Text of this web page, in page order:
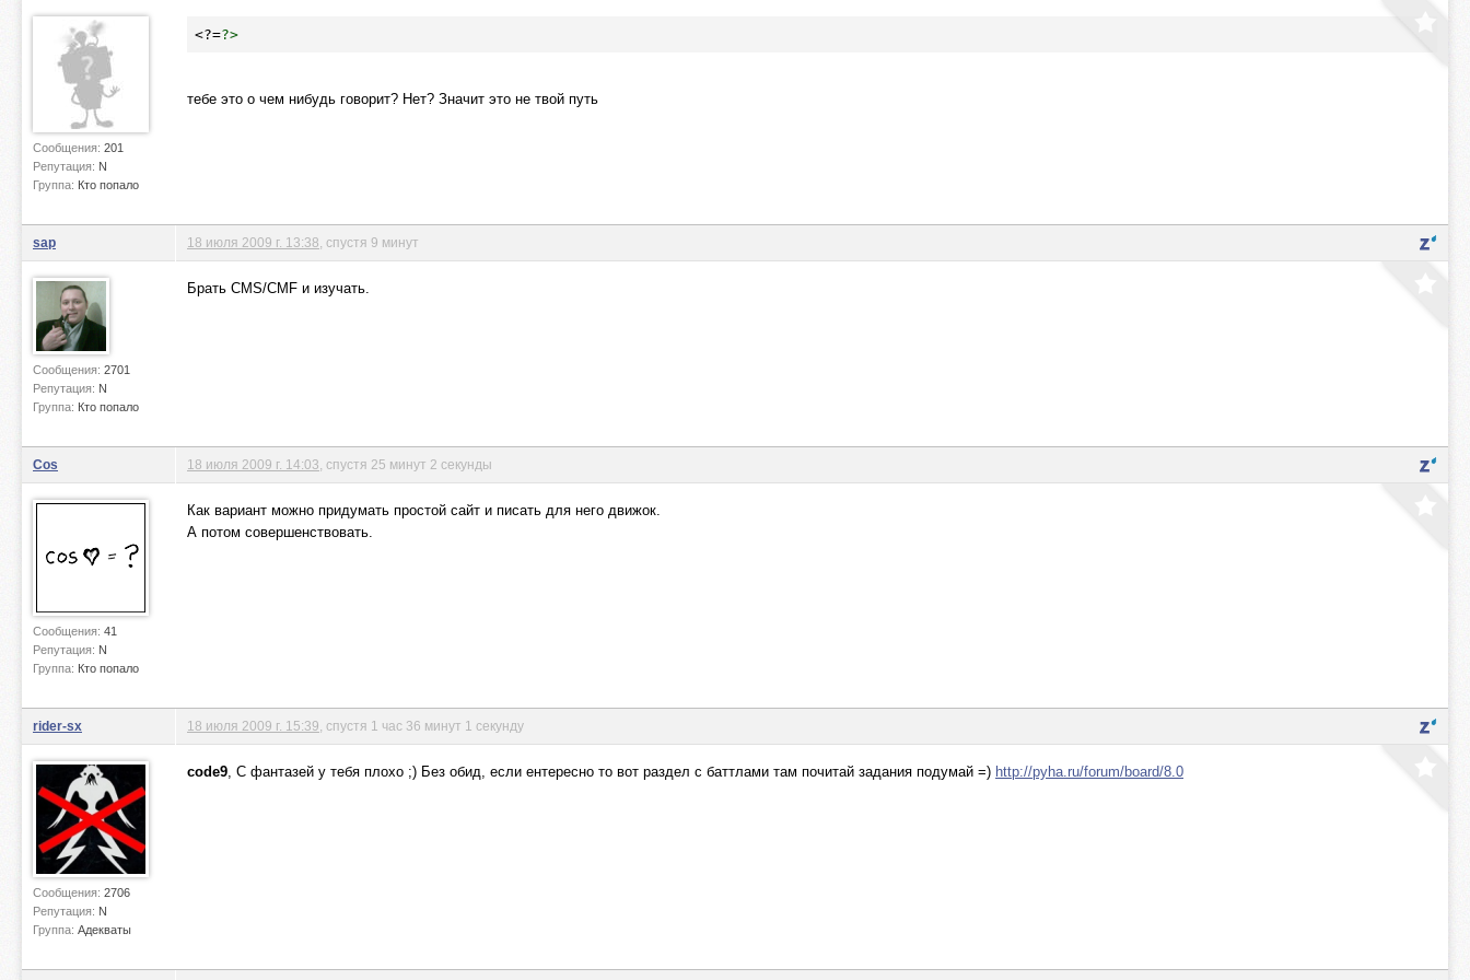
Сообщения: 201
Репутация: N
Группа: Кто попало
<?=?>
тебе это о чем нибудь говорит? Нет? Значит это не твой путь
sap
Сообщения: 2701
Репутация: N
Группа: Кто попало
18 июля 2009 г. 13:38 , спустя 9 минут
Брать CMS/CMF и изучать.
Cos
Сообщения: 41
Репутация: N
Группа: Кто попало
18 июля 2009 г. 14:03 , спустя 25 минут 2 секунды
Как вариант можно придумать простой сайт и писать для него движок.
А потом совершенствовать.
rider-sx
Сообщения: 2706
Репутация: N
Группа: Адекваты
18 июля 2009 г. 15:39 , спустя 1 час 36 минут 1 секунду
code9, С фантазей у тебя плохо ;) Без обид, если ентересно то вот раздел с баттлами там почитай задания подумай =) http://pyha.ru/forum/board/8.0